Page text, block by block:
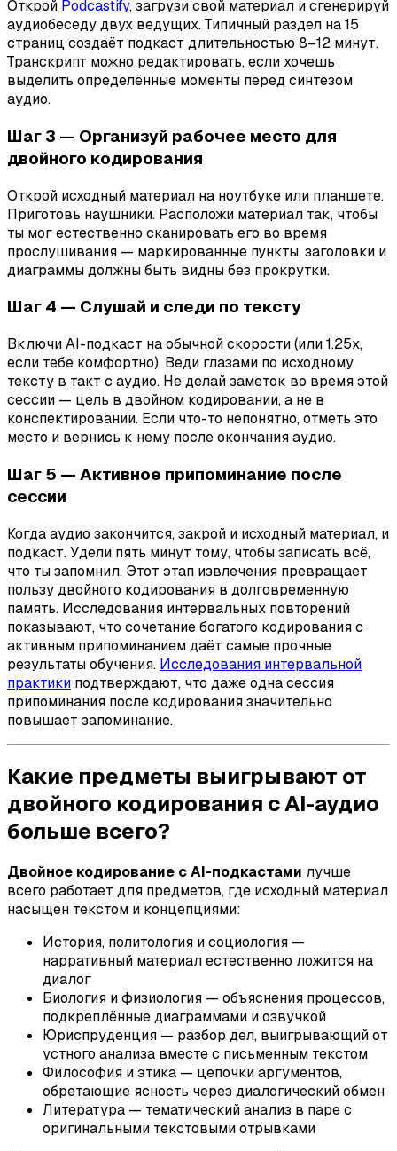
Открой Podcastify, загрузи свой материал и сгенерируй
аудиобеседу двух ведущих. Типичный раздел на 15
страниц создаёт подкаст длительностью 8–12 минут.
Транскрипт можно редактировать, если хочешь
выделить определённые моменты перед синтезом
аудио.
Шаг 3 — Организуй рабочее место для
двойного кодирования
Открой исходный материал на ноутбуке или планшете.
Приготовь наушники. Расположи материал так, чтобы
ты мог естественно сканировать его во время
прослушивания — маркированные пункты, заголовки и
диаграммы должны быть видны без прокрутки.
Шаг 4 — Слушай и следи по тексту
Включи AI-подкаст на обычной скорости (или 1.25x,
если тебе комфортно). Веди глазами по исходному
тексту в такт с аудио. Не делай заметок во время этой
сессии — цель в двойном кодировании, а не в
конспектировании. Если что-то непонятно, отметь это
место и вернись к нему после окончания аудио.
Шаг 5 — Активное припоминание после
сессии
Когда аудио закончится, закрой и исходный материал, и
подкаст. Удели пять минут тому, чтобы записать всё,
что ты запомнил. Этот этап извлечения превращает
пользу двойного кодирования в долговременную
память. Исследования интервальных повторений
показывают, что сочетание богатого кодирования с
активным припоминанием даёт самые прочные
результаты обучения. Исследования интервальной
практики подтверждают, что даже одна сессия
припоминания после кодирования значительно
повышает запоминание.
Какие предметы выигрывают от
двойного кодирования с AI-аудио
больше всего?
Двойное кодирование с AI-подкастами лучше
всего работает для предметов, где исходный материал
насыщен текстом и концепциями:
История, политология и социология —
нарративный материал естественно ложится на
диалог
Биология и физиология — объяснения процессов,
подкреплённые диаграммами и озвучкой
Юриспруденция — разбор дел, выигрывающий от
устного анализа вместе с письменным текстом
Философия и этика — цепочки аргументов,
обретающие ясность через диалогический обмен
Литература — тематический анализ в паре с
оригинальными текстовыми отрывками